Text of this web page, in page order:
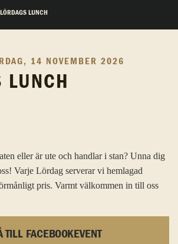
LÖRDAGS LUNCH
14 NOVEMBER 2026
LUNCH
eller är ute och handlar i stan? Unna dig
Varje Lördag serverar vi hemlagad
pris. Varmt välkommen in till oss
TILL FACEBOOKEVENT